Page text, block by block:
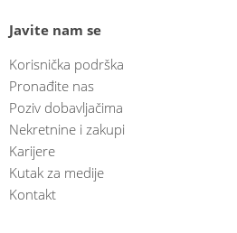
Javite nam se
Korisnička podrška
Pronađite nas
Poziv dobavljačima
Nekretnine i zakupi
Karijere
Kutak za medije
Kontakt